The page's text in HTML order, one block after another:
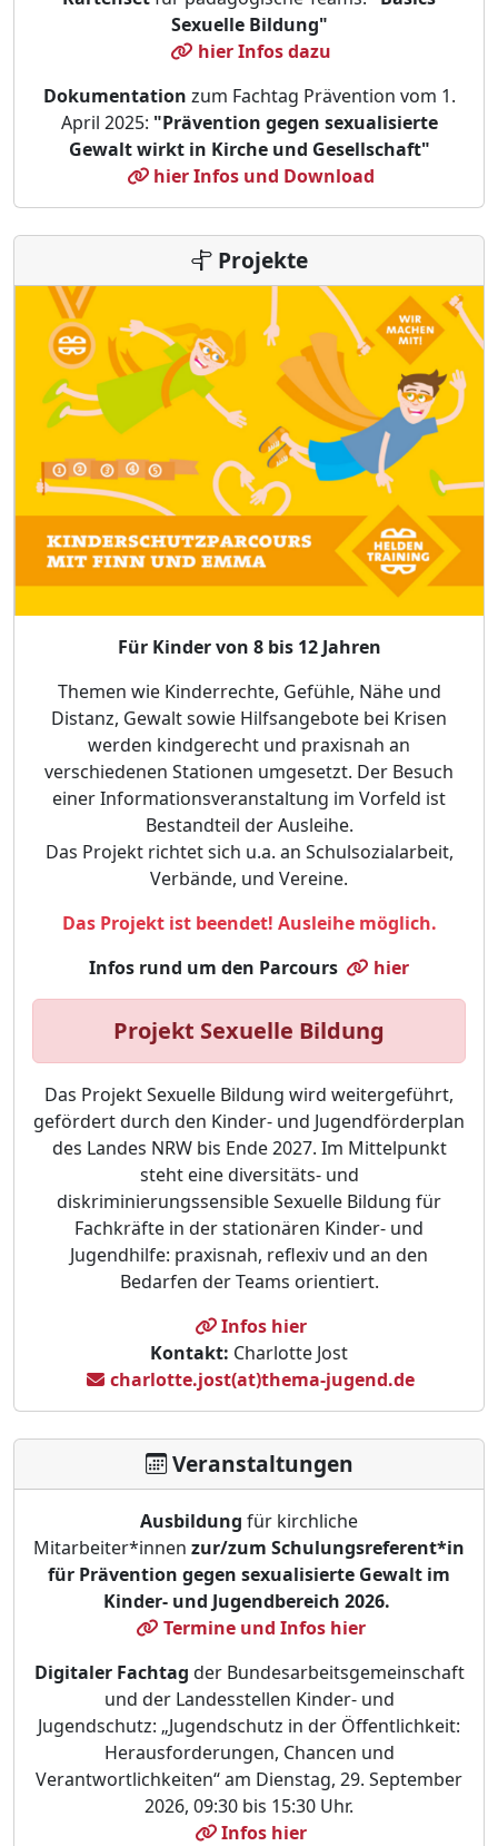
Sexuelle Bildung"
hier Infos dazu
Dokumentation zum Fachtag Prävention vom 1.
April 2025: "Prävention gegen sexualisierte
Gewalt wirkt in Kirche und Gesellschaft"
hier Infos und Download
Projekte
Für Kinder von 8 bis 12 Jahren
Themen wie Kinderrechte, Gefühle, Nähe und
Distanz, Gewalt sowie Hilfsangebote bei Krisen
werden kindgerecht und praxisnah an
verschiedenen Stationen umgesetzt. Der Besuch
einer Informationsveranstaltung im Vorfeld ist
Bestandteil der Ausleihe.
Das Projekt richtet sich u.a. an Schulsozialarbeit,
Verbände, und Vereine.
Das Projekt ist beendet! Ausleihe möglich.
Infos rund um den Parcours
hier
Projekt Sexuelle Bildung
Das Projekt Sexuelle Bildung wird weitergeführt,
gefördert durch den Kinder- und Jugendförderplan
des Landes NRW bis Ende 2027. Im Mittelpunkt
steht eine diversitäts- und
diskriminierungssensible Sexuelle Bildung für
Fachkräfte in der stationären Kinder- und
Jugendhilfe: praxisnah, reflexiv und an den
Bedarfen der Teams orientiert.
Infos hier
Kontakt: Charlotte Jost
charlotte.jost(at)thema-jugend.de
Veranstaltungen
Ausbildung für kirchliche
Mitarbeiter*innen zur/zum Schulungsreferent*in
für Prävention gegen sexualisierte Gewalt im
Kinder- und Jugendbereich 2026.
Termine und Infos hier
Digitaler Fachtag der Bundesarbeitsgemeinschaft
und der Landesstellen Kinder- und
Jugendschutz: „Jugendschutz in der Öffentlichkeit:
Herausforderungen, Chancen und
Verantwortlichkeiten“ am Dienstag, 29. September
2026, 09:30 bis 15:30 Uhr.
Infos hier